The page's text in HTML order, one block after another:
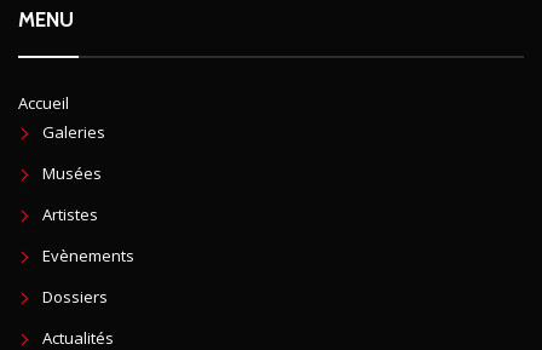
MENU
Accueil
Galeries
Musées
Artistes
Evènements
Dossiers
Actualités